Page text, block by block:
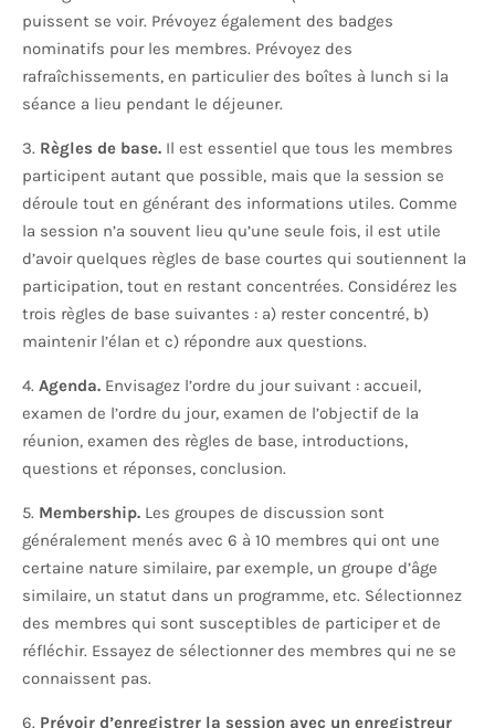
puissent se voir. Prévoyez également des badges
nominatifs pour les membres. Prévoyez des
rafraîchissements, en particulier des boîtes à lunch si la
séance a lieu pendant le déjeuner.
3. Règles de base. Il est essentiel que tous les membres
participent autant que possible, mais que la session se
déroule tout en générant des informations utiles. Comme
la session n’a souvent lieu qu’une seule fois, il est utile
d’avoir quelques règles de base courtes qui soutiennent la
participation, tout en restant concentrées. Considérez les
trois règles de base suivantes : a) rester concentré, b)
maintenir l’élan et c) répondre aux questions.
4. Agenda. Envisagez l’ordre du jour suivant : accueil,
examen de l’ordre du jour, examen de l’objectif de la
réunion, examen des règles de base, introductions,
questions et réponses, conclusion.
5. Membership. Les groupes de discussion sont
généralement menés avec 6 à 10 membres qui ont une
certaine nature similaire, par exemple, un groupe d’âge
similaire, un statut dans un programme, etc. Sélectionnez
des membres qui sont susceptibles de participer et de
réfléchir. Essayez de sélectionner des membres qui ne se
connaissent pas.
6. Prévoir d’enregistrer la session avec un enregistreur